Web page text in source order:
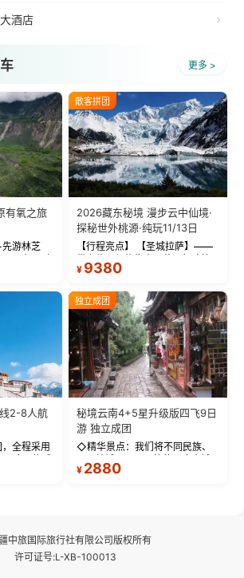
酒店
更多 >
有氧之旅
先游林芝
米)，亲
贴心保
人机航
散客拼团
2026藏东秘境 漫步云中仙境·
探秘世外桃源·纯玩11/13日
【行程亮点】 【圣城拉萨】——
带上信心与信仰去西藏，行吟拉
萨，感受这座城与生俱来的与众
城堡寺院于一体的宏伟建筑，是
西藏最完整的古代...
¥ 9380
2-8人航
全程采用
度环抱式
舒适出行
独立成团
秘境云南4+5星升级版四飞9日
游 独立成团
◇精华景点：我们将不同民族、
不同地域、不同风格的三座古城
—【大理古城、丽江古城、香格
¥ 2880
中旅国际旅行社有限公司版权所有
许可证号:L-XB-100013